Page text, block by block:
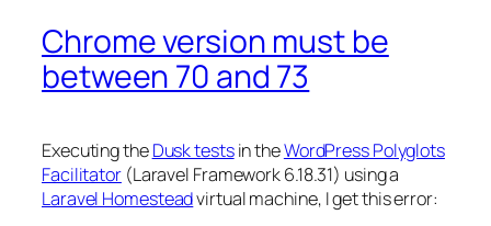
Chrome version must be
between 70 and 73
Executing theDusk testsin theWordPress Polyglots
Facilitator(Laravel Framework 6.18.31) using a
Laravel Homesteadvirtual machine, I get this error: